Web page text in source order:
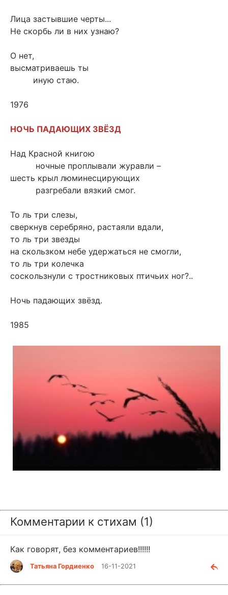
Лица застывшие черты...
Не скорбь ли в них узнаю?
О нет,
высматриваешь ты
иную стаю.
1976
НОЧЬ ПАДАЮЩИХ ЗВЁЗД
Над Красной книгою
ночные проплывали журавли –
шесть крыл люминесцирующих
разгребали вязкий смог.
То ль три слезы,
сверкнув серебряно, растаяли вдали,
то ль три звезды
на скользком небе удержаться не смогли,
то ль три колечка
соскользнули с тростниковых птичьих ног?..
Ночь падающих звёзд.
1985
Комментарии к стихам (1)
Как говорят, без комментариев!!!!!!
Татьяна Гордиенко 16-11-2021